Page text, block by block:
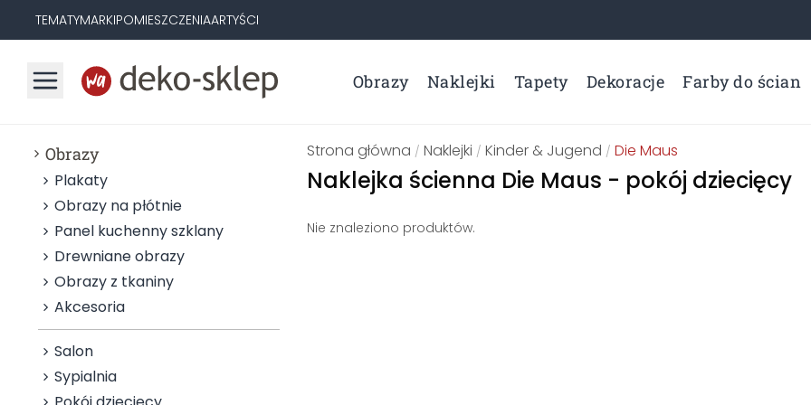
TEMATYMARKIPOMIESZCZENIAARTYŚCI
Obrazy Naklejki Tapety Dekoracje Farby do ścian
Obrazy
Plakaty
Obrazy na płótnie
Panel kuchenny szklany
Drewniane obrazy
Obrazy z tkaniny
Akcesoria
Salon
Sypialnia
Strona główna / Naklejki / Kinder & Jugend / Die Maus
Naklejka ścienna Die Maus - pokój dziecięcy
Nie znaleziono produktów.